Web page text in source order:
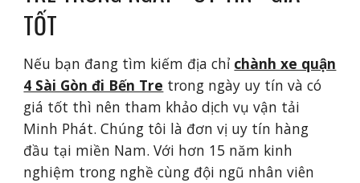
TỐT
Nếu bạn đang tìm kiếm địa chỉ chành xe quận
4 Sài Gòn đi Bến Tre trong ngày uy tín và có
giá tốt thì nên tham khảo dịch vụ vận tải
Minh Phát. Chúng tôi là đơn vị uy tín hàng
đầu tại miền Nam. Với hơn 15 năm kinh
nghiệm trong nghề cùng đội ngũ nhân viên